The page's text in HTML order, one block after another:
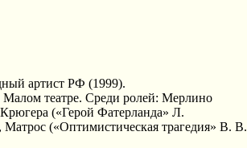
артист РФ (1999).
театре. Среди ролей: Мерлино
(«Герой Фатерланда» Л.
(«Оптимистическая трагедия» В. В.